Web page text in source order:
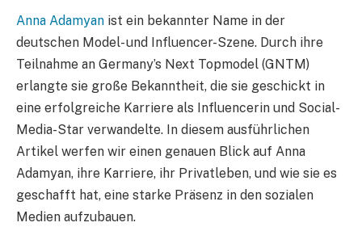
Anna Adamyan ist ein bekannter Name in der
deutschen Model- und Influencer-Szene. Durch ihre
Teilnahme an Germany’s Next Topmodel (GNTM)
erlangte sie große Bekanntheit, die sie geschickt in
eine erfolgreiche Karriere als Influencerin und Social-
Media-Star verwandelte. In diesem ausführlichen
Artikel werfen wir einen genauen Blick auf Anna
Adamyan, ihre Karriere, ihr Privatleben, und wie sie es
geschafft hat, eine starke Präsenz in den sozialen
Medien aufzubauen.